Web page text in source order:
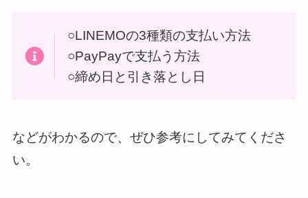
○LINEMOの3種類の支払い方法
○PayPayで支払う方法
○締め日と引き落とし日
などがわかるので、ぜひ参考にしてみてくださ
い。